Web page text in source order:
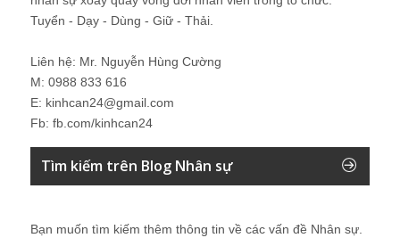
Tuyển - Dạy - Dùng - Giữ - Thải.
Liên hệ: Mr. Nguyễn Hùng Cường
M: 0988 833 616
E: kinhcan24@gmail.com
Fb: fb.com/kinhcan24
Tìm kiếm trên Blog Nhân sự
Bạn muốn tìm kiếm thêm thông tin về các vấn đề Nhân sự